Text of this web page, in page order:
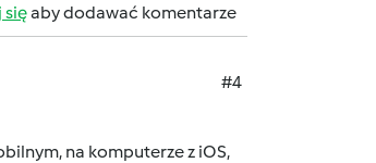
sięaby dodawać komentarze
#4
na komputerze z iOS,